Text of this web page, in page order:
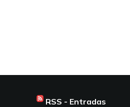
RSS - Entradas